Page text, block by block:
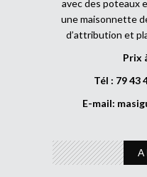
avec des poteaux
une maisonnette
d’attribution et
Prix
Tél : 79 43
E-mail:
A